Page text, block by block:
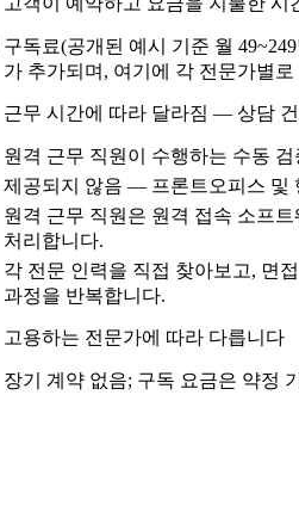
구독료(공개된 예시 기준 월
가 추가되며, 여기에 각 전문가별
근무 시간에 따라 달라짐 — 상담
원격 근무 직원이 수행하는 수동
제공되지 않음 — 프론트오피스 및
원격 근무 직원은 원격 접속 소프
처리합니다.
각 전문 인력을 직접 찾아보고, 면
과정을 반복합니다.
고용하는 전문가에 따라 다릅니다
장기 계약 없음; 구독 요금은 약정